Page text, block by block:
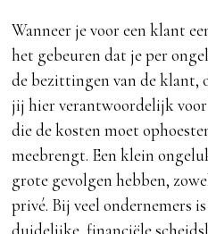
Wanneer je voor een klant
het gebeuren dat je per
de bezittingen van de klant,
jij hier verantwoordelijk
die de kosten moet
meebrengt. Een klein
grote gevolgen hebben,
privé. Bij veel ondernemers
duidelijke, financiële